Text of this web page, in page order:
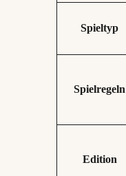
Spieltyp
Spielregeln
Edition